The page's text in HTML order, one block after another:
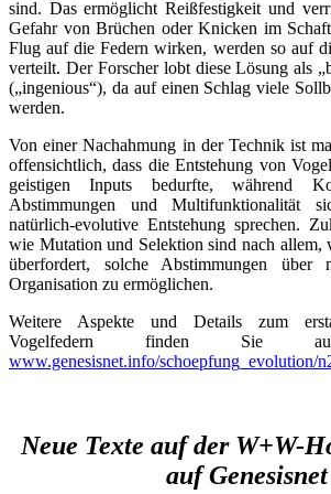
sind. Das ermöglicht Reißfestigkeit und
Gefahr von Brüchen oder Knicken im
Flug auf die Federn wirken, werden so auf
verteilt. Der Forscher lobt diese Lösung als
(„ingenious“), da auf einen Schlag viele
werden.
Von einer Nachahmung in der Technik ist
offensichtlich, dass die Entstehung von
geistigen Inputs bedurfte, während
Abstimmungen und Multifunktionalität
natürlich-evolutive Entstehung sprechen.
wie Mutation und Selektion sind nach
überfordert, solche Abstimmungen über
Organisation zu ermöglichen.
Weitere Aspekte und Details zum
Vogelfedern finden Sie auf
www.genesisnet.info/schoepfung_evolution/
Neue Texte auf der W+W-
auf Genesisnet